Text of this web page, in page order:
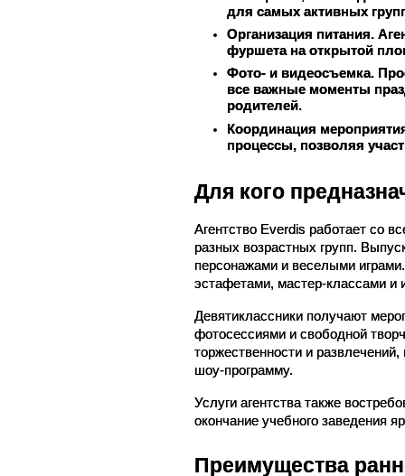
для самых активных
Организация питания.
фуршета на открытой
Фото- и видеосъемка.
все важные моменты
родителей.
Координация
процессы, позволяя
Для кого
Агентство Everdis работает со
разных возрастных групп.
персонажами и веселыми
эстафетами, мастер-классами и
Девятиклассники получают
фотосессиями и свободной
торжественности и
шоу-программу.
Услуги агентства также
окончание учебного заведения
Преимущества